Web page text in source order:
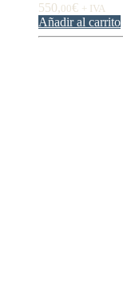
550,00€ + IVA
Añadir al carrito